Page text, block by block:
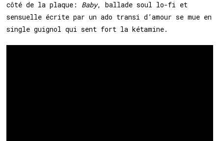
côté de la plaque: Baby, ballade soul lo-fi et
sensuelle écrite par un ado transi d’amour se mue en
single guignol qui sent fort la kétamine.